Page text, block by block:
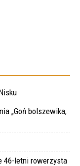
„Goń bolszewika,
46-letni rowerzysta